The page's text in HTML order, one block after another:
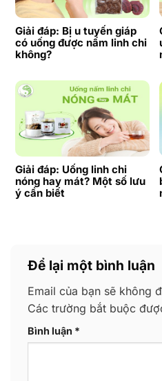
Giải đáp: Bị u tuyến giáp
có uống được nấm linh chi
không?
Giải đáp: Uống linh chi
nóng hay mát? Một số lưu
ý cần biết
Để lại một bình luận
Email của bạn sẽ không
Các trường bắt buộc
Bình luận *